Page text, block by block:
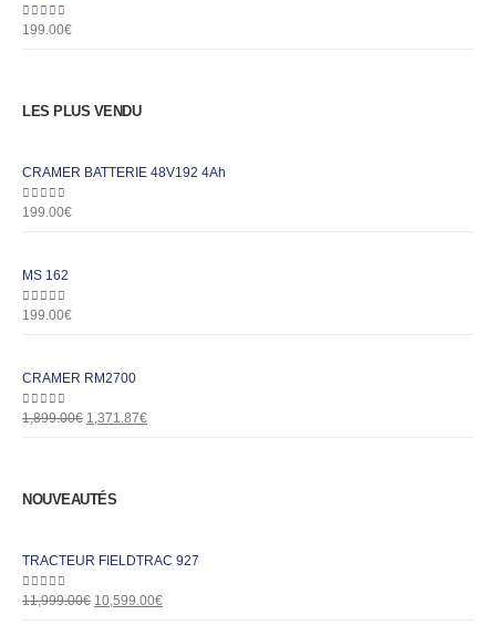
0out of 5
199.00€
LES PLUS VENDU
CRAMER BATTERIE 48V192 4Ah
0out of 5
199.00€
MS 162
0out of 5
199.00€
CRAMER RM2700
0out of 5
1,899.00€ 1,371.87€
NOUVEAUTÉS
TRACTEUR FIELDTRAC 927
0out of 5
11,999.00€ 10,599.00€